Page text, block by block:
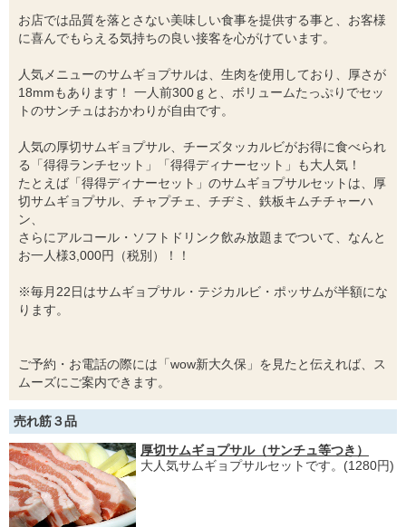
お店では品質を落とさない美味しい食事を提供する事と、お客様
に喜んでもらえる気持ちの良い接客を心がけています。
人気メニューのサムギョプサルは、生肉を使用しており、厚さが
18mmもあります！ 一人前300ｇと、ボリュームたっぷりでセッ
トのサンチュはおかわりが自由です。
人気の厚切サムギョプサル、チーズタッカルビがお得に食べられ
る「得得ランチセット」「得得ディナーセット」も大人気！
たとえば「得得ディナーセット」のサムギョプサルセットは、厚
切サムギョプサル、チャプチェ、チヂミ、鉄板キムチチャーハ
ン、
さらにアルコール・ソフトドリンク飲み放題までついて、なんと
お一人様3,000円（税別）！！
※毎月22日はサムギョプサル・テジカルビ・ポッサムが半額にな
ります。
ご予約・お電話の際には「wow新大久保」を見たと伝えれば、ス
ムーズにご案内できます。
売れ筋３品
厚切サムギョプサル（サンチュ等つき）
大人気サムギョプサルセットです。(1280円)